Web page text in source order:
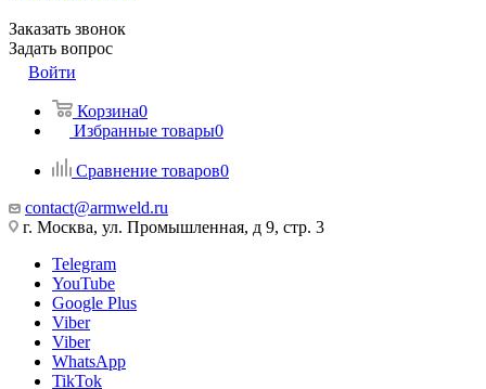
Заказать звонок
Задать вопрос
Войти
Корзина0
Избранные товары0
Сравнение товаров0
contact@armweld.ru
г. Москва, ул. Промышленная, д 9, стр. 3
Telegram
YouTube
Google Plus
Viber
Viber
WhatsApp
TikTok